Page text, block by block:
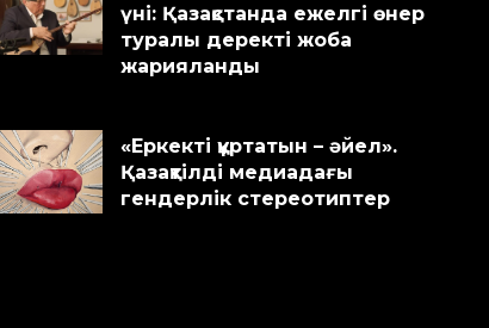
үні: Қазақстанда ежелгі өнер
туралы деректі жоба
жарияланды
«Еркекті құртатын – әйел».
Қазақтілді медиадағы
гендерлік стереотиптер